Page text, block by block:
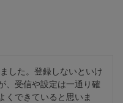
した。登録しないといけ
、受信や設定は一通り確
くできていると思いま